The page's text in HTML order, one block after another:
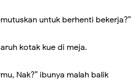
untuk berhenti bekerja?”
kotak kue di meja.
Nak?” ibunya malah balik